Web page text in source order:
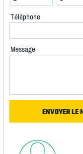
Téléphone
Message